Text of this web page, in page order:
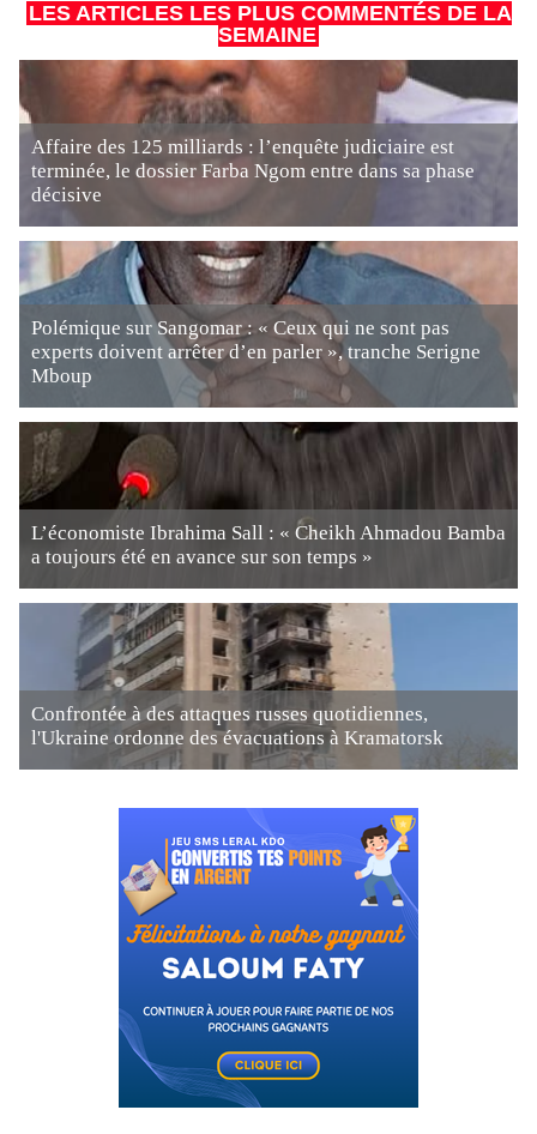
LES ARTICLES LES PLUS COMMENTÉS DE LA
SEMAINE
Affaire des 125 milliards : l’enquête judiciaire est
terminée, le dossier Farba Ngom entre dans sa phase
décisive
Polémique sur Sangomar : « Ceux qui ne sont pas
experts doivent arrêter d’en parler », tranche Serigne
Mboup
L’économiste Ibrahima Sall : « Cheikh Ahmadou Bamba
a toujours été en avance sur son temps »
Confrontée à des attaques russes quotidiennes,
l'Ukraine ordonne des évacuations à Kramatorsk